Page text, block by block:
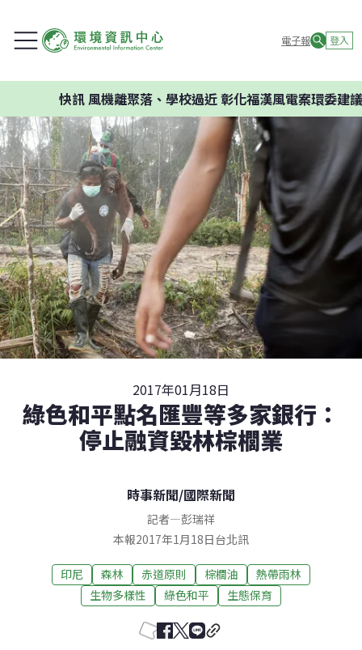
電子報 登入
風機離聚落、學校過近 彰化福漢風電案環委建議不應
2017年01月18日
綠色和平點名匯豐等多家銀行：
停止融資毀林棕櫚業
時事新聞/國際新聞
記者—彭瑞祥
本報2017年1月18日台北訊
印尼 森林 赤道原則 棕櫚油
熱帶雨林
生物多樣性
綠色和平 生態保育